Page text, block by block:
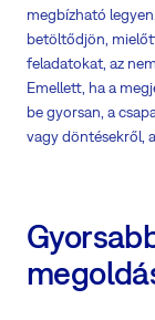
megbízható
betöltődjön,
feladatokat, az
Emellett, ha a
be gyorsan, a
vagy döntésekről,